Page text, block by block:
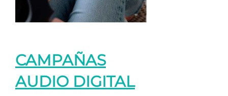
CAMPAÑAS
AUDIO DIGITAL